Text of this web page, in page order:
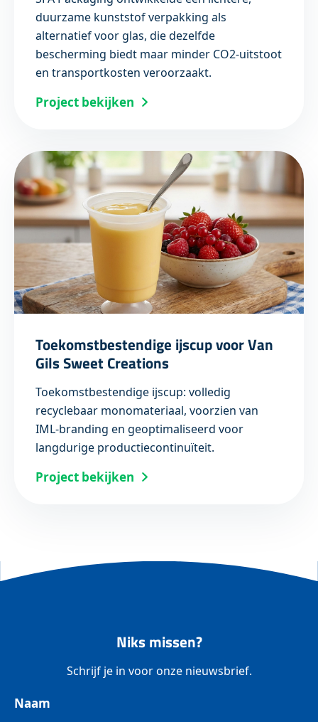
duurzame kunststof verpakking als
alternatief voor glas, die dezelfde
bescherming biedt maar minder CO2-uitstoot
en transportkosten veroorzaakt.
Project bekijken
Toekomstbestendige ijscup voor Van
Gils Sweet Creations
Toekomstbestendige ijscup: volledig
recyclebaar monomateriaal, voorzien van
IML-branding en geoptimaliseerd voor
langdurige productiecontinuïteit.
Project bekijken
Niks missen?
Schrijf je in voor onze nieuwsbrief.
Naam